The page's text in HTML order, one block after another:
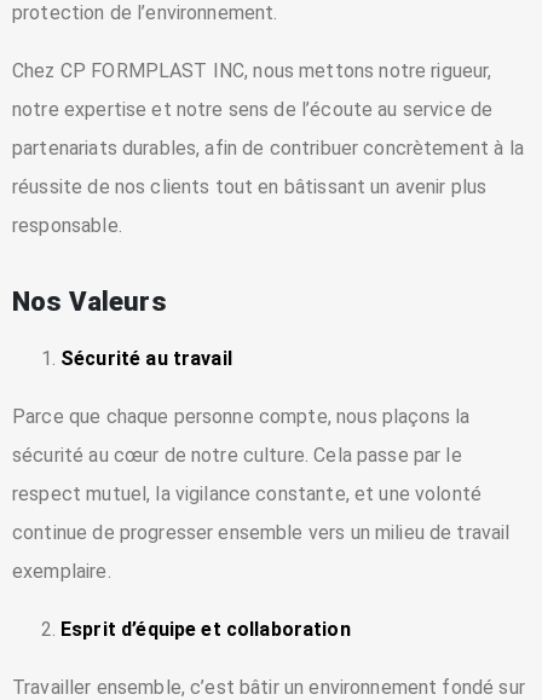
protection de l’environnement.
Chez CP FORMPLAST INC, nous mettons notre rigueur,
notre expertise et notre sens de l’écoute au service de
partenariats durables, afin de contribuer concrètement à la
réussite de nos clients tout en bâtissant un avenir plus
responsable.
Nos Valeurs
Sécurité au travail
Parce que chaque personne compte, nous plaçons la
sécurité au cœur de notre culture. Cela passe par le
respect mutuel, la vigilance constante, et une volonté
continue de progresser ensemble vers un milieu de travail
exemplaire.
Esprit d’équipe et collaboration
Travailler ensemble, c’est bâtir un environnement fondé sur